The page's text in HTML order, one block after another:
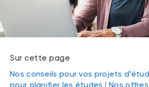
Sur cette page
Nos conseils pour vos projets
pour planifier les études |Nos